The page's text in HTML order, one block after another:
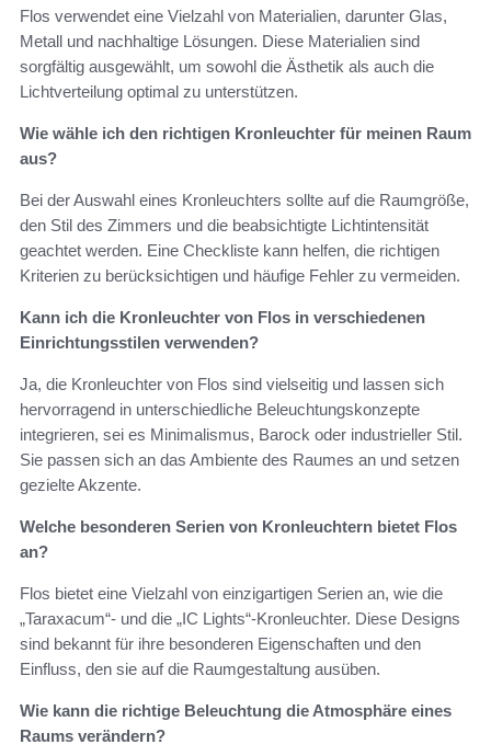
Flos verwendet eine Vielzahl von Materialien, darunter Glas,
Metall und nachhaltige Lösungen. Diese Materialien sind
sorgfältig ausgewählt, um sowohl die Ästhetik als auch die
Lichtverteilung optimal zu unterstützen.
Wie wähle ich den richtigen Kronleuchter für meinen Raum
aus?
Bei der Auswahl eines Kronleuchters sollte auf die Raumgröße,
den Stil des Zimmers und die beabsichtigte Lichtintensität
geachtet werden. Eine Checkliste kann helfen, die richtigen
Kriterien zu berücksichtigen und häufige Fehler zu vermeiden.
Kann ich die Kronleuchter von Flos in verschiedenen
Einrichtungsstilen verwenden?
Ja, die Kronleuchter von Flos sind vielseitig und lassen sich
hervorragend in unterschiedliche Beleuchtungskonzepte
integrieren, sei es Minimalismus, Barock oder industrieller Stil.
Sie passen sich an das Ambiente des Raumes an und setzen
gezielte Akzente.
Welche besonderen Serien von Kronleuchtern bietet Flos
an?
Flos bietet eine Vielzahl von einzigartigen Serien an, wie die
„Taraxacum“- und die „IC Lights“-Kronleuchter. Diese Designs
sind bekannt für ihre besonderen Eigenschaften und den
Einfluss, den sie auf die Raumgestaltung ausüben.
Wie kann die richtige Beleuchtung die Atmosphäre eines
Raums verändern?